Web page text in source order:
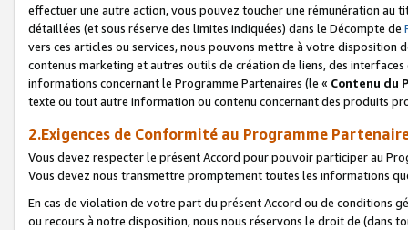
effectuer une autre action, vous pouvez toucher une rémunération
détaillées (et sous réserve des limites indiquées) dans le Décompte de
vers ces articles ou services, nous pouvons mettre à votre disposition
contenus marketing et autres outils de création de liens, des
informations concernant le Programme Partenaires (le « Contenu du
texte ou tout autre information ou contenu concernant des produits
2.Exigences de Conformité au Programme
Vous devez respecter le présent Accord pour pouvoir participer au
Vous devez nous transmettre promptement toutes les informations
En cas de violation de votre part du présent Accord ou de conditions
ou recours à notre disposition, nous nous réservons le droit de (dans